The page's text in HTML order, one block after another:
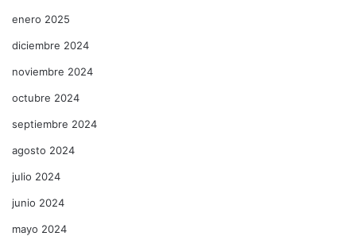
enero 2025
diciembre 2024
noviembre 2024
octubre 2024
septiembre 2024
agosto 2024
julio 2024
junio 2024
mayo 2024